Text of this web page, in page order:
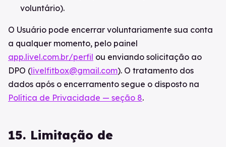
voluntário).
O Usuário pode encerrar voluntariamente sua conta
a qualquer momento, pelo painel
app.livel.com.br/perfil ou enviando solicitação ao
DPO (livelfitbox@gmail.com). O tratamento dos
dados após o encerramento segue o disposto na
Política de Privacidade — seção 8.
15. Limitação de